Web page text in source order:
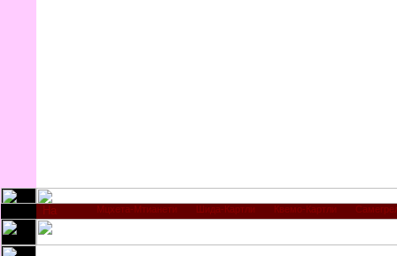
Мцхета-Мтианети Шида-Картли Квемо-Картли